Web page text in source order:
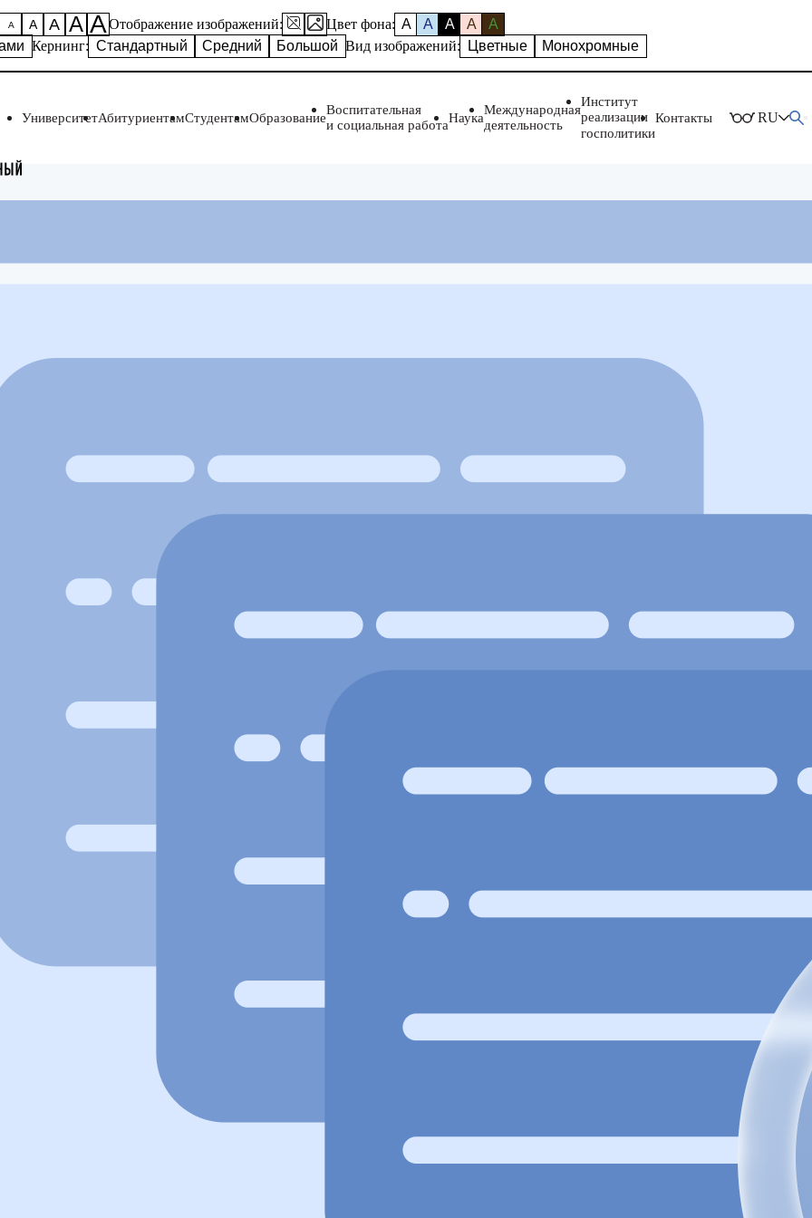
А А А А А Отображение изображений: Цвет фона: A A A A
A
Кернинг: Стандартный Средний Большой Вид изображений: Цветные Монохромные
УниверситетАбитуриентамСтудентамОбразование
Воспитательная
и социальная работаНаука
Международная
деятельность
Институт
реализации
госполитики
Контакты RU